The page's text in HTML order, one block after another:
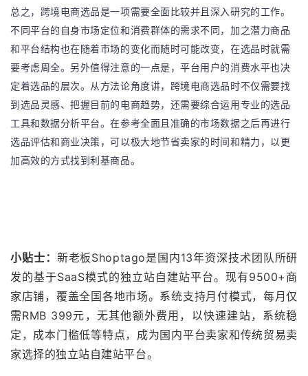
总之，跨境电商选品是一项需要全面比较并且深入研究的工作。
不同平台的自身市场定位和消费群体的需求不同，加之潜力商品
和平台结构也在随着市场的变化而随时可能改变，在选品时就需
要考虑周全。另外值得注意的一点是，平台用户的消费水平也决
定着选品的层次。从方法论角度讲，跨境电商选品时不仅需要找
到选品灵感、把握目前的电商趋势，还需要综合运用专业的选品
工具和数据分析平台。在参考全面且准确的市场数据之后再进行
选品评估和商业决策，可以极大地节省卖家的时间和精力，以更
加高效的方式找到利基商品。
小贴士： 新老板Shoptago是国内13年资深技术团队所研
发的基于SaaS模式的独立站自建站平台。现有9500+商
家店铺，覆盖全国各地市场。系统支持月付模式，每月仅
需RMB 399元，无其他额外费用，以快速建站，系统稳
定，成本门槛低等特点，成为国内平台卖家和传统贸易卖
家选择的独立站自建站平台。